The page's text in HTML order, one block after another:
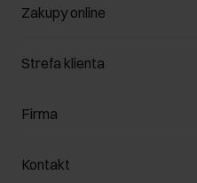
Zakupy online
Zarządzaj cookies
Formy płatności
Jak dokonać zwrotu?
Strefa klienta
Klub Klienta
Zwróć produkty
Firma
O nas
Kontakt